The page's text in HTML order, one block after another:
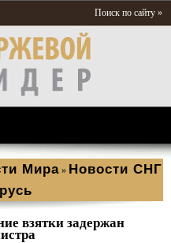
Поиск по сайту »
Мира » Новости СНГ
взятки задержан